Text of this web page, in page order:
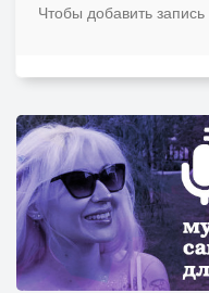
Чтобы добавить запись